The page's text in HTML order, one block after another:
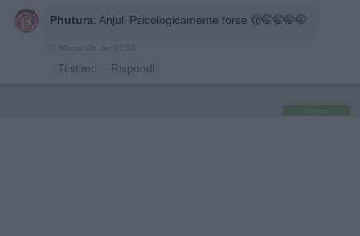
Phutura: Anjuli Psicologicamente forse 🫣🤭🤭🤭🤭
17 Marzo alle ore 07:33
· Ti stimo · Rispondi
pubblicità